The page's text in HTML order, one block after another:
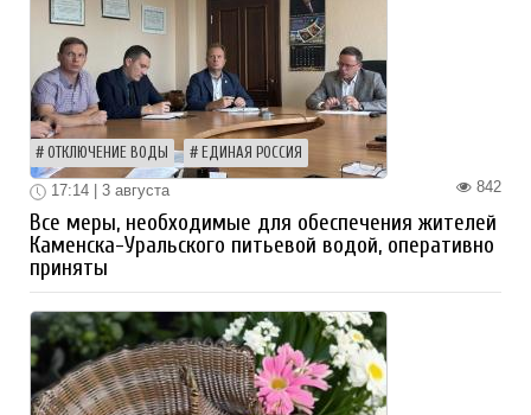
ОТКЛЮЧЕНИЕ ВОДЫ ЕДИНАЯ РОССИЯ
842
17:14 | 3 августа
Все меры, необходимые для обеспечения жителей
Каменска-Уральского питьевой водой, оперативно
приняты